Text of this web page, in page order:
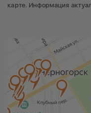
карте. Информация